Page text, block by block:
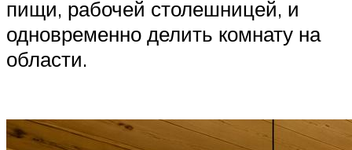
пищи, рабочей столешницей, и
одновременно делить комнату на
области.